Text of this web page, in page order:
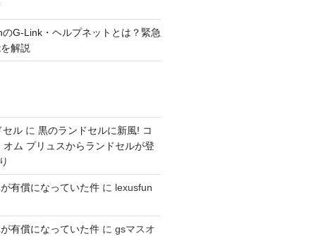
G-Link・ヘルプネットとは？緊急
解説
セルに 黒のランドセルに新風! コ
ム プリュスからランドセルが登
有償になっていた件に lexusfun
有償になっていた件に gsマスオ